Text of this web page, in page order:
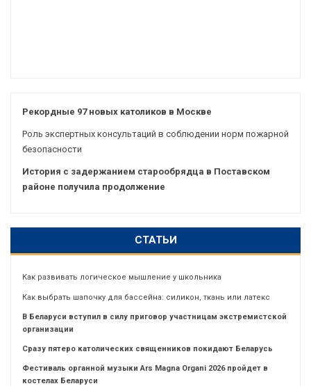
Рекордные 97 новых католиков в Москве
Роль экспертных консультаций в соблюдении норм пожарной
безопасности
История с задержанием старообрядца в Поставском
районе получила продолжение
СТАТЬИ
Как развивать логическое мышление у школьника
Как выбрать шапочку для бассейна: силикон, ткань или латекс
В Беларуси вступил в силу приговор участницам экстремистской
организации
Сразу пятеро католических священников покидают Беларусь
Фестиваль органной музыки Ars Magna Organi 2026 пройдет в
костелах Беларуси